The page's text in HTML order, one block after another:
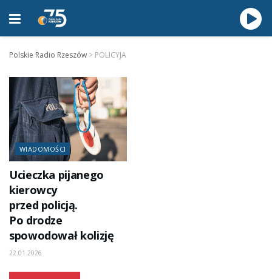
Polskie Radio Rzeszów > POLICYJA
WIADOMOŚCI
Ucieczka pijanego
kierowcy
przed policją.
Po drodze
spowodował kolizję
22.01.2026